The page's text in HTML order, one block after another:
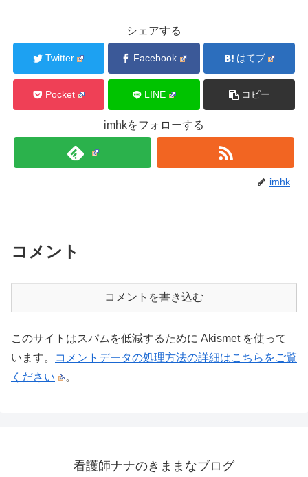
シェアする
Twitter Facebook はてブ
Pocket LINE コピー
imhkをフォローする
imhk
コメント
コメントを書き込む
このサイトはスパムを低減するために Akismet を使って
います。
コメントデータの処理方法の詳細はこちらをご覧
ください
。
看護師ナナのきままなブログ